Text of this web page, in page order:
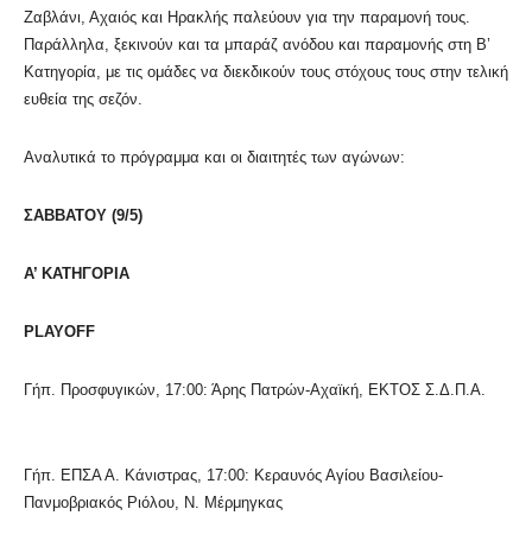
Ζαβλάνι, Αχαιός και Ηρακλής παλεύουν για την παραμονή τους.
Παράλληλα, ξεκινούν και τα μπαράζ ανόδου και παραμονής στη Β’
Κατηγορία, με τις ομάδες να διεκδικούν τους στόχους τους στην τελική
ευθεία της σεζόν.
Αναλυτικά το πρόγραμμα και οι διαιτητές των αγώνων:
ΣΑΒΒΑΤΟΥ (9/5)
Α’ ΚΑΤΗΓΟΡΙΑ
PLAYOFF
Γήπ. Προσφυγικών, 17:00: Άρης Πατρών-Αχαϊκή, ΕΚΤΟΣ Σ.Δ.Π.Α.
Γήπ. ΕΠΣΑ Α. Κάνιστρας, 17:00: Κεραυνός Αγίου Βασιλείου-
Πανμοβριακός Ριόλου, Ν. Μέρμηγκας